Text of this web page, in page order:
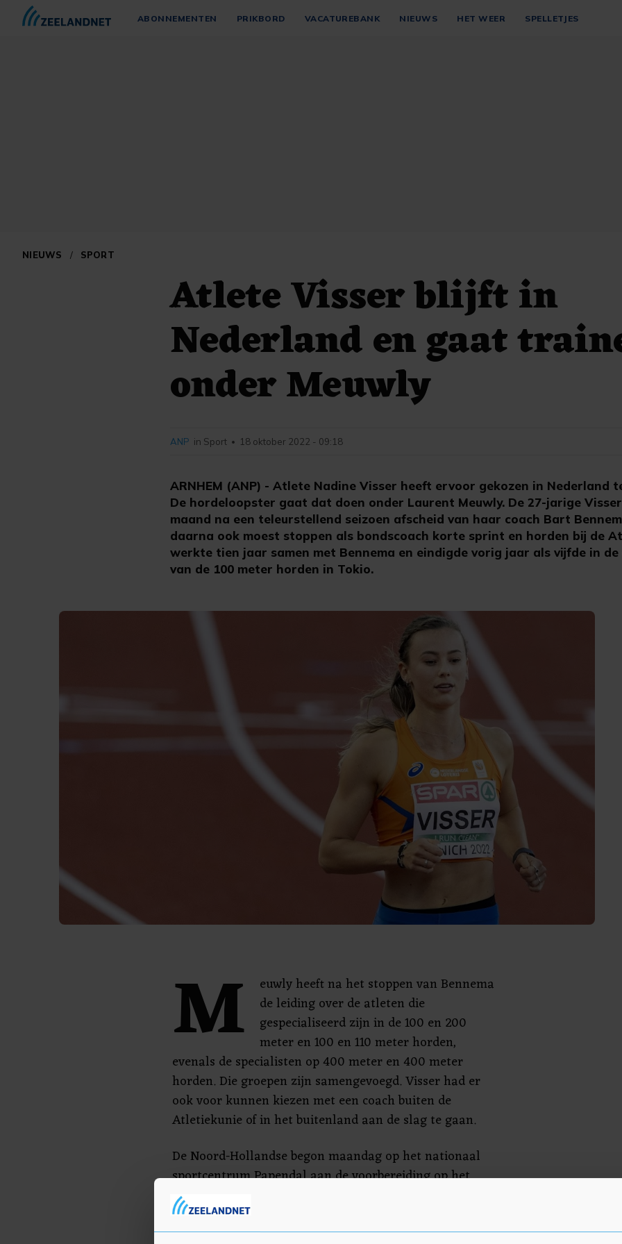
ABONNEMENTEN PRIKBORD VACATUREBANK NIEUWS HET WEER SPELLETJES
NIEUWS / SPORT
Atlete Visser blijft in
Nederland en gaat
onder Meuwly
ARNHEM (ANP) - Atlete Nadine Visser heeft ervoor gekozen in Nederland
De hordeloopster gaat dat doen onder Laurent Meuwly. De 27-jarige
maand na een teleurstellend seizoen afscheid van haar coach Bart
daarna ook moest stoppen als bondscoach korte sprint en horden bij de
werkte tien jaar samen met Bennema en eindigde vorig jaar als vijfde in
van de 100 meter horden in Tokio.
ANP in Sport • 18 oktober 2022 - 09:18
M
euwly heeft na het stoppen van Bennema
de leiding over de atleten die
gespecialiseerd zijn in de 100 en 200
meter en 100 en 110 meter horden,
evenals de specialisten op 400 meter en 400 meter
horden. Die groepen zijn samengevoegd. Visser had er
ook voor kunnen kiezen met een coach buiten de
Atletiekunie of in het buitenland aan de slag te gaan.
De Noord-Hollandse begon maandag op het nationaal
sportcentrum Papendal aan de voorbereiding op het
nieuwe seizoen, blijkt uit een bericht op haar sociale
media. Ook onder anderen drievoudig Europees
kampioene Femke Bol, Lieke Klaver, Liemarvin Bonevacia